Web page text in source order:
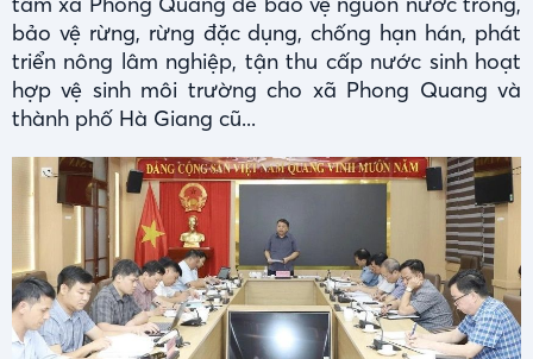
bảo vệ rừng, rừng đặc dụng, chống hạn hán, phát
triển nông lâm nghiệp, tận thu cấp nước sinh hoạt
hợp vệ sinh môi trường cho xã Phong Quang và
thành phố Hà Giang cũ...